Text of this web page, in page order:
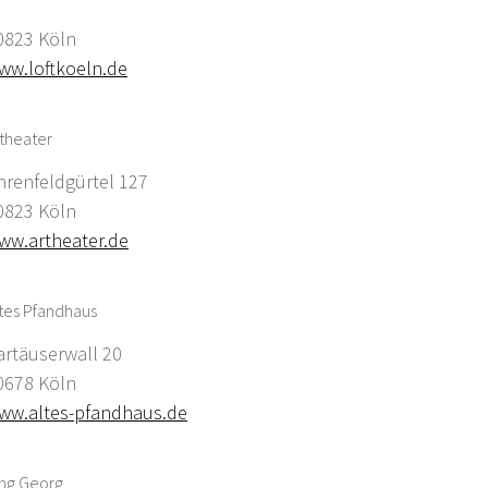
Köln
127
Köln
Pfandhaus
20
Köln
pfandhaus.de
Georg